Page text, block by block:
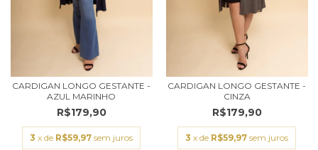
CARDIGAN LONGO GESTANTE -
AZUL MARINHO
R$179,90
3 x de R$59,97 sem juros
CARDIGAN LONGO GESTANTE -
CINZA
R$179,90
3 x de R$59,97 sem juros